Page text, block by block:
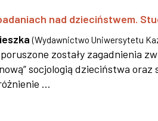
nad dzieciństwem.
(Wydawnictwo Uniwersytetu
zostały zagadnienia
socjologią dzieciństwa
...